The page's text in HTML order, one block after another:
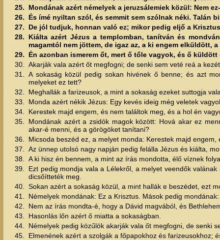
25.
Mondának azért némelyek a jeruzsálemiek közül: Nem
26.
És ímé nyiltan szól, és semmit sem szólnak néki. Talán
27.
De jól tudjuk, honnan való ez; mikor pedig eljő a
28.
Kiálta azért Jézus a templomban, tanítván és
magamtól nem jöttem, de igaz az, a ki engem elküldött,
29.
Én azonban ismerem őt, mert ő tőle vagyok, és ő küldött
30.
Akarják vala azért őt megfogni; de senki sem veté reá a
31.
A sokaság közül pedig sokan hivének ő benne; és azt
melyeket ez tett?
32.
Meghallák a farizeusok, a mint a sokaság ezeket suttogja
33.
Monda azért nékik Jézus: Egy kevés ideig még veletek
34.
Kerestek majd engem, és nem találtok meg, és a hol én
35.
Mondának azért a zsidók magok között: Hová akar ez
akar-é menni, és a görögöket tanítani?
36.
Micsoda beszéd ez, a melyet monda: Kerestek majd
37.
Az ünnep utolsó nagy napján pedig felálla Jézus és kiálta,
38.
A ki hisz én bennem, a mint az írás mondotta, élő víznek
39.
Ezt pedig mondja vala a Lélekről, a melyet veendők
dicsőítteték meg.
40.
Sokan azért a sokaság közül, a mint hallák e beszédet, ezt
41.
Némelyek mondának: Ez a Krisztus. Mások pedig
42.
Nem az írás mondta-é, hogy a Dávid magvából, és
43.
Hasonlás lőn azért ő miatta a sokaságban.
44.
Némelyek pedig közűlök akarják vala őt megfogni, de senki
45.
Elmenének azért a szolgák a főpapokhoz és farizeusokhoz;